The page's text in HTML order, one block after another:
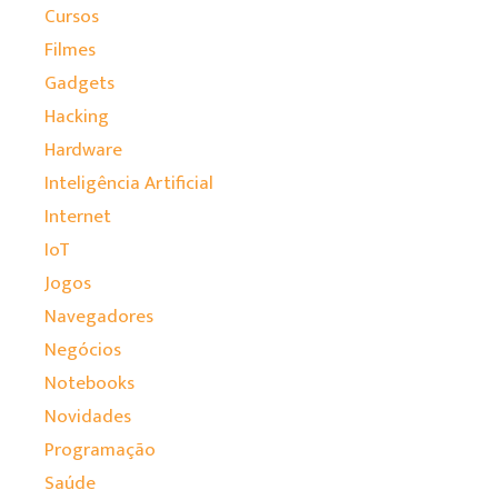
Cursos
Filmes
Gadgets
Hacking
Hardware
Inteligência Artificial
Internet
IoT
Jogos
Navegadores
Negócios
Notebooks
Novidades
Programação
Saúde